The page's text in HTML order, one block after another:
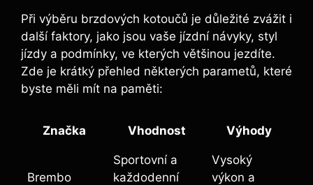
Při výběru brzdových kotoučů je důležité zvážit i
další faktory, jako jsou vaše jízdní návyky, styl
jízdy a podmínky, ve kterých většinou jezdíte.
Zde je krátký přehled některých parametů, které
byste měli mít na paměti:
Značka Vhodnost Výhody
Brembo
Sportovní a
každodenní
Vysoký
výkon a